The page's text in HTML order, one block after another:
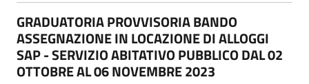
GRADUATORIA PROVVISORIA BANDO
ASSEGNAZIONE IN LOCAZIONE DI ALLOGGI
SAP - SERVIZIO ABITATIVO PUBBLICO DAL 02
OTTOBRE AL 06 NOVEMBRE 2023